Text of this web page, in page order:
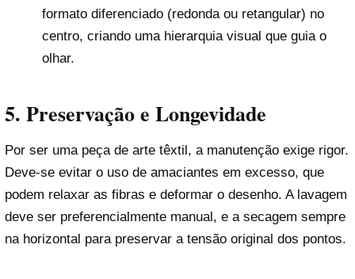
formato diferenciado (redonda ou retangular) no
centro, criando uma hierarquia visual que guia o
olhar.
5. Preservação e Longevidade
Por ser uma peça de arte têxtil, a manutenção exige rigor.
Deve-se evitar o uso de amaciantes em excesso, que
podem relaxar as fibras e deformar o desenho. A lavagem
deve ser preferencialmente manual, e a secagem sempre
na horizontal para preservar a tensão original dos pontos.